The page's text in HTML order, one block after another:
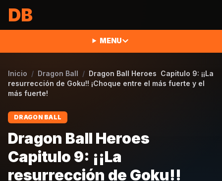
DB
MENU
Inicio / Dragon Ball / Dragon Ball Heroes Capitulo 9: ¡¡La
resurrección de Goku!! ¡Choque entre el más fuerte y el
más fuerte!
DRAGON BALL
Dragon Ball Heroes
Capitulo 9: ¡¡La
resurrección de Goku!!